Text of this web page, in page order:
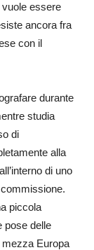
essere
ancora fra
con il
durante
studia
di
alla
di uno
piccola
pose delle
mezza Europa